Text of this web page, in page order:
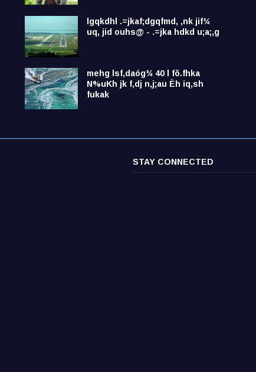
lgqkdhl .=jkaf;dgqfmd, ,nk jif¾
uq, jid ouhs@ - .=jka hdkd u;a;,g
mehg lsf,daóg¾ 40 l fõ.fhka
N%uKh jk f,dj n,j;au Èh iq,sh
fukak
STAY CONNECTED